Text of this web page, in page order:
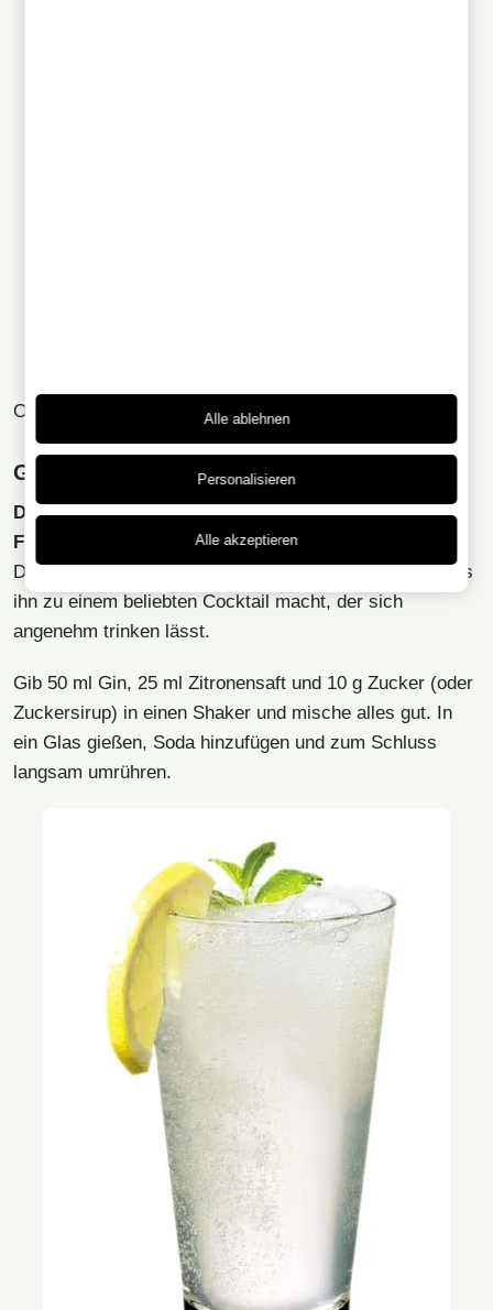
Orange Blossom
Gin Fizz
Die empfohlene Art Nr. 8, Gin zu trinken, ist der Gin
Fizz.
Der Gin Fizz ist leicht trocken, enthält aber Zucker, was
ihn zu einem beliebten Cocktail macht, der sich
angenehm trinken lässt.
Gib 50 ml Gin, 25 ml Zitronensaft und 10 g Zucker (oder
Zuckersirup) in einen Shaker und mische alles gut. In
ein Glas gießen, Soda hinzufügen und zum Schluss
langsam umrühren.
Alle ablehnen
Personalisieren
Alle akzeptieren